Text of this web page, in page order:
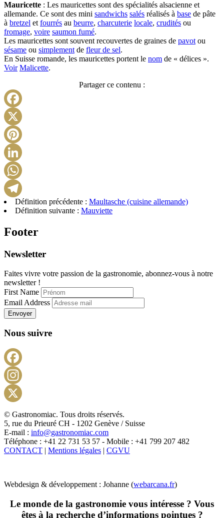
Mauricette : Les mauricettes sont des spécialités alsacienne et
allemande. Ce sont des mini sandwichs salés réalisés à base de pâte
à bretzel et fourrés au beurre, charcuterie locale, crudités ou
fromage, voire saumon fumé.
Les mauricettes sont souvent recouvertes de graines de pavot ou
sésame ou simplement de fleur de sel.
En Suisse romande, les mauricettes portent le nom de « délices ».
Voir Malicette.
Partager ce contenu :
Telegram
Définition précédente : Maultasche (cuisine allemande)
Définition suivante : Mauviette
Footer
Newsletter
Faites vivre votre passion de la gastronomie, abonnez-vous à notre
newsletter !
First Name
Email Address
Envoyer
Nous suivre
X
© Gastronomiac. Tous droits réservés.
5, rue du Prieuré CH - 1202 Genève / Suisse
E-mail : info@gastronomiac.com
Téléphone : +41 22 731 53 57 - Mobile : +41 799 207 482
CONTACT | Mentions légales | CGVU
Webdesign & développement : Johanne (webarcana.fr)
Le monde de la gastronomie vous intéresse ? Vous
êtes à la recherche d’informations pointues ?